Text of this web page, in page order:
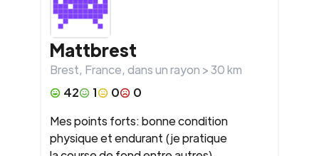
Mattbrest
Brest, France, dans un rayon >30km
42
1 0
0
Mes points forts: bonne condition
physique et endurant (je pratique